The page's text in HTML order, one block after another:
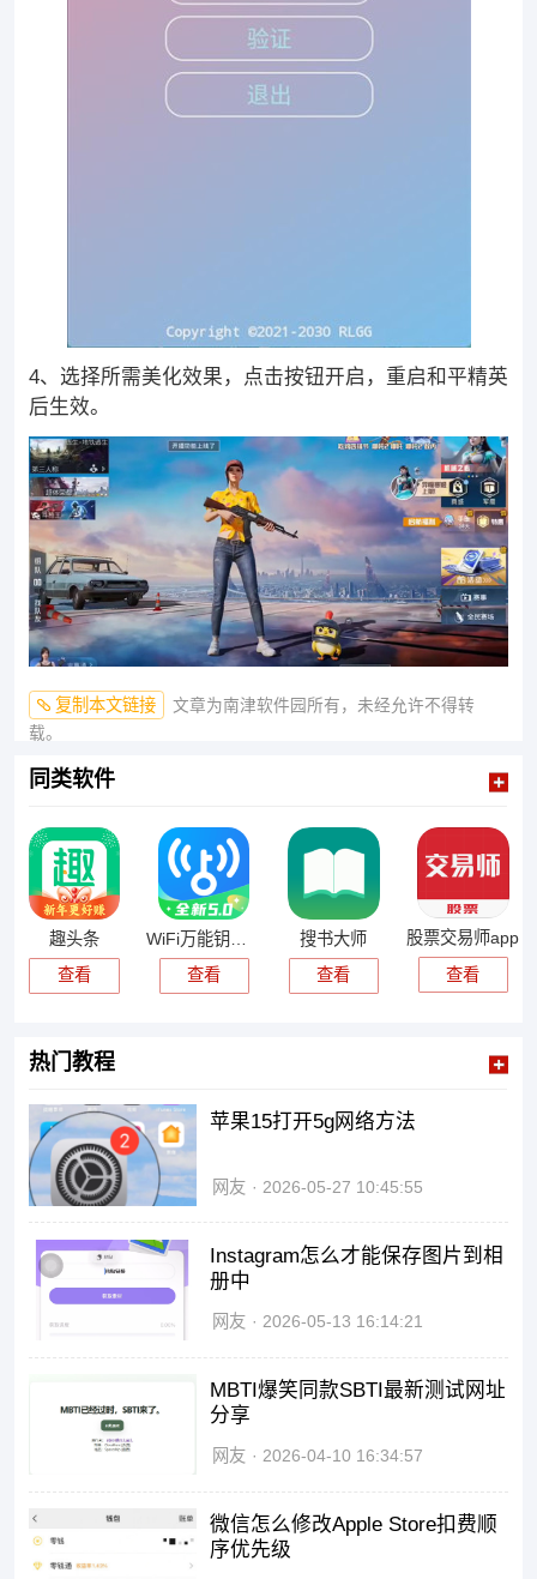
4、选择所需美化效果，点击按钮开启，重启和平精英
后生效。
复制本文链接
文章为南津软件园所有，未经允许不得转
载。
同类软件
趣头条
查看
查看
搜书大师
查看
股票交易师app
查看
热门教程
苹果15打开5g网络方法
网友 2026-05-27 10:45:55
Instagram怎么才能保存图片到相
册中
网友 2026-05-13 16:14:21
MBTI爆笑同款SBTI最新测试网址
分享
网友 2026-04-10 16:34:57
微信怎么修改Apple Store扣费顺
序优先级